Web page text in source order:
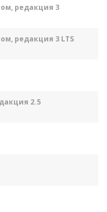
редакция 3
редакция 3 LTS
2.5